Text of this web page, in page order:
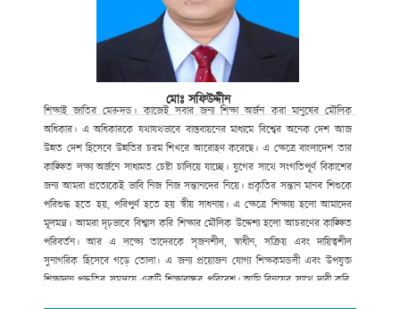
গোকুলখালী মাধ্যমিক বিদ্যালয়
আলমডাঙ্গা, চুয়াডাঙ্গা।
মোঃ সফিউদ্দীন
শিক্ষাই জাতির মেরুদন্ড। কাজেই সবার জন্য শিক্ষা অর্জন করা মানুষের মৌলিক
অধিকার। এ অধিকারকে যথাযথভাবে বাস্তবায়নের মাধ্যমে বিশ্বের অনেক দেশ আজ
উন্নত দেশ হিসেবে উন্নতির চরম শিখরে আরোহণ করেছে। এ ক্ষেত্রে বাংলাদেশ তার
কাঙ্ক্ষিত লক্ষ্য অর্জনে সাধ্যমত চেষ্টা চালিয়ে যাচ্ছে। যুগের সাথে সংগতিপূর্ণ বিকাশের
জন্য আমরা প্রত্যেকেই ভাবি নিজ নিজ সন্তানদের নিয়ে। প্রকৃতির সন্তান মানব শিশুকে
পরিশুদ্ধ হতে হয়, পরিপুর্ণ হতে হয় স্বীয় সাধনায়। এ ক্ষেত্রে শিক্ষায় হলো আমাদের
মূলমন্ত্র। আমরা দৃঢ়ভাবে বিশ্বাস করি শিক্ষার মৌলিক উদ্দেশ্য হলো আচরণের কাঙ্ক্ষিত
পরিবর্তন। আর এ লক্ষ্যে তাদেরকে সৃজনশীল,স্বাধীন,সক্রিয় এবং দায়িত্বশীল
সুনাগরিক হিসেবে গড়ে তোলা। এ জন্য প্রয়োজন যোগ্য শিক্ষকমন্ডলী এবং উপযুক্ত
শিক্ষাদান পদ্ধতির সমন্বয়ে একটি শিক্ষাবান্ধব পরিবেশ। আমি বিনয়ের সাথে দাবী করি,